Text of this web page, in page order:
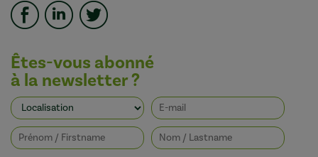
Êtes-vous abonné
à la newsletter ?